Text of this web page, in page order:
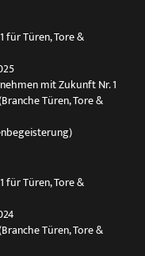
für Türen, Tore &
mit Zukunft Nr. 1
Türen, Tore &
für Türen, Tore &
Türen, Tore &